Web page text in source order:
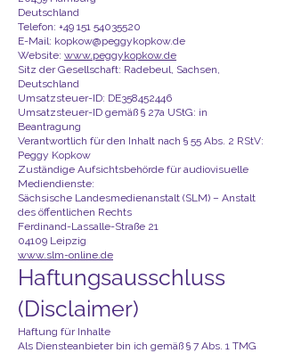
Deutschland
Telefon: +49 151 54035520
E-Mail: kopkow@peggykopkow.de
Website: www.peggykopkow.de
Sitz der Gesellschaft: Radebeul, Sachsen,
Deutschland
Umsatzsteuer-ID: DE358452446
Umsatzsteuer-ID gemäß § 27a UStG: in
Beantragung
Verantwortlich für den Inhalt nach § 55 Abs. 2 RStV:
Peggy Kopkow
Zuständige Aufsichtsbehörde für audiovisuelle
Mediendienste:
Sächsische Landesmedienanstalt (SLM) – Anstalt
des öffentlichen Rechts
Ferdinand-Lassalle-Straße 21
04109 Leipzig
www.slm-online.de
Haftungsausschluss
(Disclaimer)
Haftung für Inhalte
Als Diensteanbieter bin ich gemäß § 7 Abs. 1 TMG